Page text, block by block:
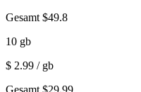
Gesamt $49.8
10 gb
$ 2.99 / gb
Gesamt $29.99